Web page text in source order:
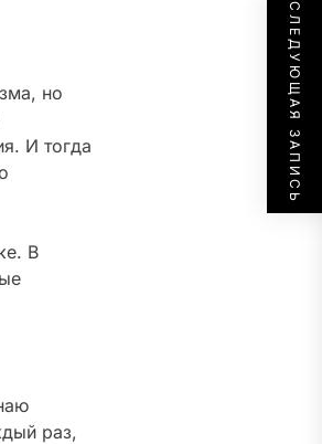
но
И тогда
В
раз,
СЛЕДУЮЩАЯ ЗАПИСЬ